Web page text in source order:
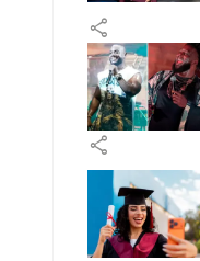
share
share